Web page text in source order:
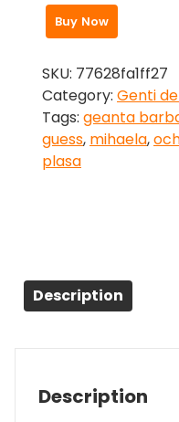
Buy Now
SKU: 77628fa1ff27
Category: Genti
Tags: geanta
guess, mihaela,
plasa
Description
Description